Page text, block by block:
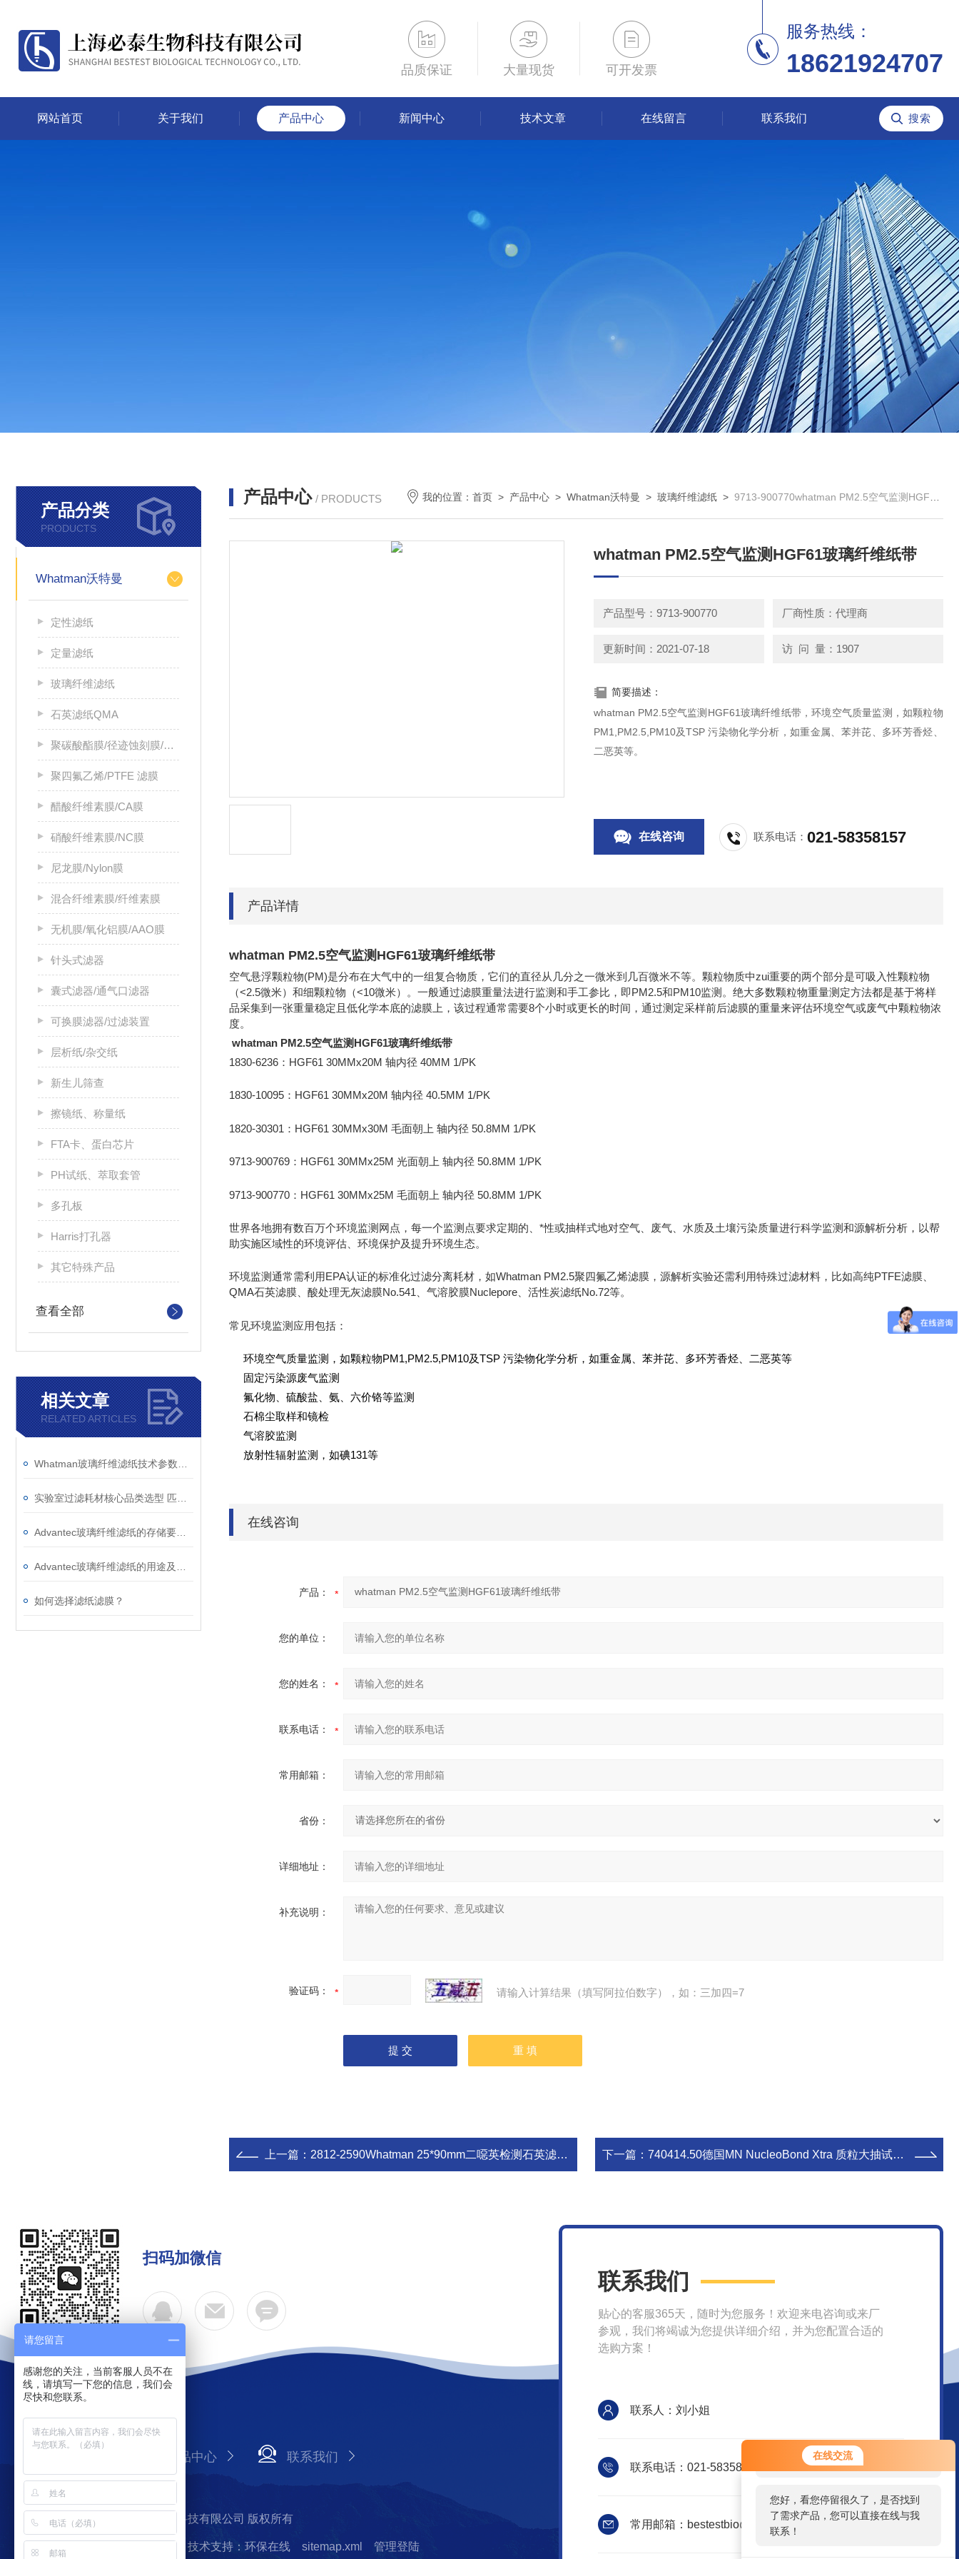
在线交流
您好！欢迎前来咨询，很高兴为您
服务，请问您要咨询什么问题呢？
您好，看您停留很久了，是否找到
了需求产品，您可以直接在线与我
联系！
品质保证 大量现货 可开发票
服务热线：
18621924707
网站首页 关于我们 产品中心 新闻中心 技术文章 在线留言 联系我们
产品分类
PRODUCTS
Whatman沃特曼
定性滤纸
定量滤纸
玻璃纤维滤纸
石英滤纸QMA
聚碳酸酯膜/径迹蚀刻膜/PC膜
聚四氟乙烯/PTFE 滤膜
醋酸纤维素膜/CA膜
硝酸纤维素膜/NC膜
尼龙膜/Nylon膜
混合纤维素膜/纤维素膜
无机膜/氧化铝膜/AAO膜
针头式滤器
囊式滤器/通气口滤器
可换膜滤器/过滤装置
层析纸/杂交纸
新生儿筛查
擦镜纸、称量纸
FTA卡、蛋白芯片
PH试纸、萃取套管
多孔板
Harris打孔器
其它特殊产品
查看全部
相关文章
RELATED ARTICLES
如何选择滤纸滤膜？
产品中心 / PRODUCTS 我的位置：首页 > 产品中心 >Whatman沃特曼 >玻璃纤维滤纸 >9713-900770whatman PM2.5空气监测HGF61玻璃纤维纸带
whatman PM2.5空气监测HGF61玻璃纤维纸带
产品型号：9713-900770 厂商性质：代理商
更新时间：2021-07-18 访 问 量：1907
简要描述：
whatman PM2.5空气监测HGF61玻璃纤维纸带，环境空气质量监测，如颗粒物
PM1,PM2.5,PM10及TSP 污染物化学分析，如重金属、苯并芘、多环芳香烃、
二恶英等。
在线咨询 联系电话：021-58358157
产品详情
whatman PM2.5空气监测HGF61玻璃纤维纸带
空气悬浮颗粒物(PM)是分布在大气中的一组复合物质，它们的直径从几分之一微米到几百微米不等。颗粒物质中zui重要的两个部分是可吸入性颗粒物
（<2.5微米）和细颗粒物（<10微米）。一般通过滤膜重量法进行监测和手工参比，即PM2.5和PM10监测。 绝大多数颗粒物重量测定方法都是基于将样
品采集到一张重量稳定且低化学本底的滤膜上，该过程通常需要8个小时或更长的时间，通过测定采样前后滤膜的重量来评估环境空气或废气中颗粒物浓
度。
whatman PM2.5空气监测HGF61玻璃纤维纸带
1830-6236：HGF61 30MMx20M 轴内径 40MM 1/PK
1830-10095：HGF61 30MMx20M 轴内径 40.5MM 1/PK
1820-30301：HGF61 30MMx30M 毛面朝上 轴内径 50.8MM 1/PK
9713-900769：HGF61 30MMx25M 光面朝上 轴内径 50.8MM 1/PK
9713-900770：HGF61 30MMx25M 毛面朝上 轴内径 50.8MM 1/PK
世界各地拥有数百万个环境监测网点，每一个监测点要求定期的、*性或抽样式地对空气、废气、水质及土壤污染质量进行科学监测和源解析分析，以帮
助实施区域性的环境评估、环境保护及提升环境生态。
环境监测通常需利用EPA认证的标准化过滤分离耗材，如Whatman PM2.5聚四氟乙烯滤膜，源解析实验还需利用特殊过滤材料，比如高纯PTFE滤膜、
QMA石英滤膜、酸处理无灰滤膜No.541、气溶胶膜Nuclepore、活性炭滤纸No.72等。
常见环境监测应用包括：
环境空气质量监测，如颗粒物PM1,PM2.5,PM10及TSP 污染物化学分析，如重金属、苯并芘、多环芳香烃、二恶英等
固定污染源废气监测
氟化物、硫酸盐、氨、六价铬等监测
石棉尘取样和镜检
气溶胶监测
放射性辐射监测，如碘131等
在线咨询
产品：
您的单位：
您的姓名：
联系电话：
常用邮箱：
省份：
详细地址：
补充说明：
验证码： 请输入计算结果（填写阿拉伯数字），如：三加四=7
上一篇： 2812-2590Whatman 25*90mm二噁英检测石英滤筒25个/盒 下一篇： 740414.50德国MN NucleoBond Xtra 质粒大抽试剂盒
扫码加微信
产品中心 联系我们
Copyright © 2026 上海必泰生物科技有限公司 版权所有
备案号：沪ICP备14020995号-1 技术支持：环保在线 sitemap.xml 管理登陆
联系我们
贴心的客服365天，随时为您服务！欢迎来电咨询或来厂
参观，我们将竭诚为您提供详细介绍，并为您配置合适的
选购方案！
联系人：刘小姐
联系电话：021-58358157
常用邮箱：bestestbio@126.com
请您留言
感谢您的关注，当前客服人员不在
线，请填写一下您的信息，我们会
尽快和您联系。